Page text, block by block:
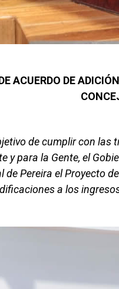
ACUERDO DE
de cumplir con las
y para la Gente, el
de Pereira el Proyecto
a los